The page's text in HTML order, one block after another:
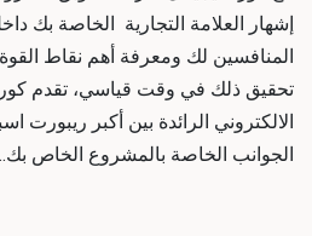
إشهار العلامة التجارية الخاصة بك
المنافسين لك ومعرفة أهم نقاط
تحقيق ذلك في وقت قياسي، تقدم
الالكتروني الرائدة بين أكبر
الجوانب الخاصة بالمشروع الخاص